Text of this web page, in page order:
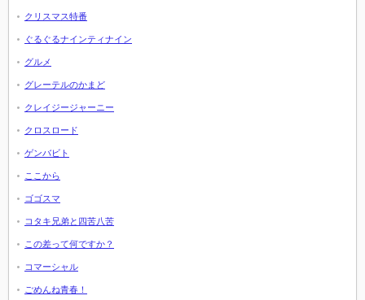
クリスマス特番
ぐるぐるナインティナイン
グルメ
グレーテルのかまど
クレイジージャーニー
クロスロード
ゲンバビト
ここから
ゴゴスマ
コタキ兄弟と四苦八苦
この差って何ですか？
コマーシャル
ごめんね青春！